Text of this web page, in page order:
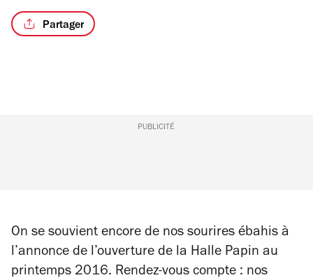
Partager
PUBLICITÉ
On se souvient encore de nos sourires ébahis à
l’annonce de l’ouverture de la Halle Papin au
printemps 2016. Rendez-vous compte : nos